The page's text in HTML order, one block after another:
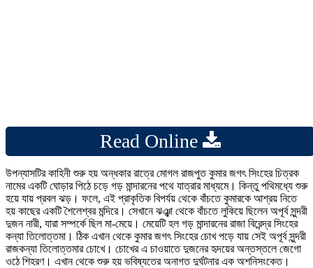
Read Online
উপন্যাসটির কাহিনী শুরু হয় অন্ধকার রাত্রে মোগল রাজপুত কুমার জগৎ সিংহের চিত্রক
নামের একটি ঘোড়ার পিঠে চড়ে গড় মান্দারনের পথে যাত্রার মাধ্যমে। কিন্তু পথিমধ্যে শুরু
হয়ে যায় প্রবল ঝড়। ফলে, এই প্রাকৃতিক বিপর্যয় থেকে বাঁচতে কুমারকে আশ্রয় নিতে
হয় কাছের একটি শৈলেশ্বর মন্দিরে। সেখানে ঝঞ্ঝা থেকে বাঁচতে লুকিয়ে ছিলেন অপূর্ব সুন্দরী
দুজন নারী, যারা সম্পর্কে ছিল মা-মেয়ে। মেয়েটি হল গড় মান্দারনের রাজা বিরেন্দ্র সিংহের
কন্যা তিলোত্তমা। ঠিক এখান থেকে কুমার জগৎ সিংহের চোখ পড়ে যায় সেই অপূর্ব সুন্দরী
রাজকন্যা তিলোত্তমার চোখে। চোখের এ চাওয়াতে দুজনের হৃদয়ের অন্তস্তলে জেগো
ওঠে শিহরণ। এখান থেকে শুরু হয় ভবিষ্যতের অনাগত দুর্ঘটনার এক অশনিসংকেত।